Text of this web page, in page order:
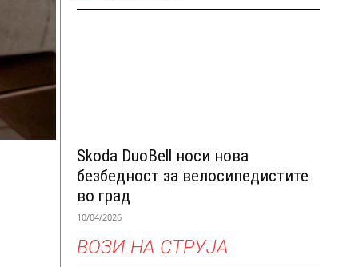
Skoda DuoBell носи нова
безбедност за велосипедистите
во град
10/04/2026
ВОЗИ НА СТРУЈА